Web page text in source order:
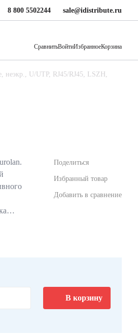
8 800 5502244 sale@idistribute.ru
СравнитьВойтиИзбранноеКорзина
U/UTP, RJ45/RJ45, LSZH,
Поделиться
Избранный товар
Добавить в сравнение
В корзину